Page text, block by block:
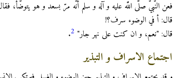
فعن النّبيّ صلَّى اللَّه عليه و آله و سلم أنّه مرّ بسعد و هو يتوضّأ،
قال: أ في الوضوء سرف؟!
قال: "نعم، و ان كنت على نهر جار" 2
.
اجتماع الاسراف و التبذير